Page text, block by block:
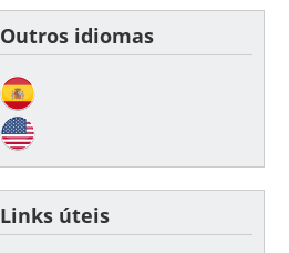
Outros idiomas
Links úteis